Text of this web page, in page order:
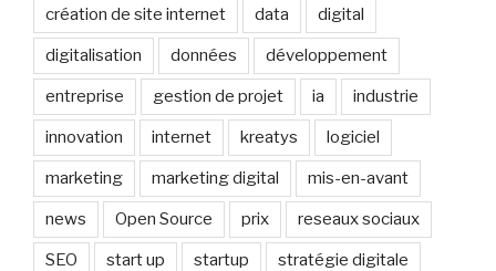
création de site internet data digital
digitalisation données développement
entreprise gestion de projet ia industrie
innovation internet kreatys logiciel
marketing marketing digital mis-en-avant
news Open Source prix reseaux sociaux
SEO start up startup stratégie digitale